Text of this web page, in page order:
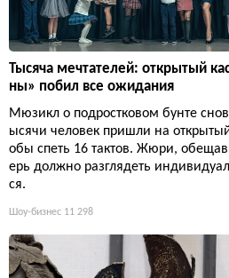
Тысяча мечтателей: открытый
ны» побил все ожидания
Мюзикл о подростковом бунте
ысячи человек пришли на
обы спеть 16 тактов. Жюри,
ерь должно разглядеть
ся.
Шоу-бизнес 11 298